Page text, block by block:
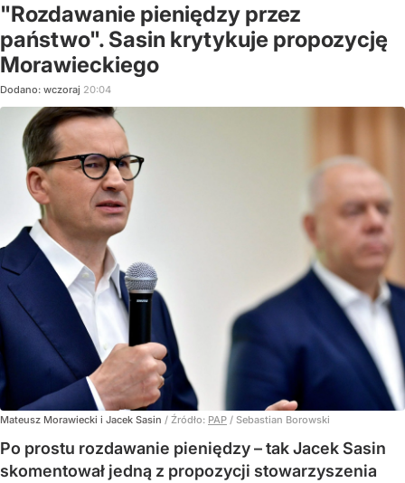
"Rozdawanie pieniędzy przez
państwo". Sasin krytykuje propozycję
Morawieckiego
Dodano: wczoraj 20:04
Mateusz Morawiecki i Jacek Sasin / Źródło: PAP / Sebastian Borowski
Po prostu rozdawanie pieniędzy – tak Jacek Sasin
skomentował jedną z propozycji stowarzyszenia